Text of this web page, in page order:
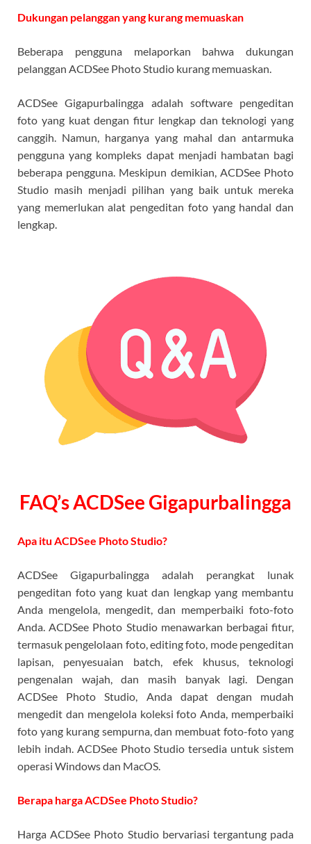
Dukungan pelanggan yang kurang memuaskan
Beberapa pengguna melaporkan bahwa dukungan
pelanggan ACDSee Photo Studio kurang memuaskan.
ACDSee Gigapurbalingga adalah software pengeditan
foto yang kuat dengan fitur lengkap dan teknologi yang
canggih. Namun, harganya yang mahal dan antarmuka
pengguna yang kompleks dapat menjadi hambatan bagi
beberapa pengguna. Meskipun demikian, ACDSee Photo
Studio masih menjadi pilihan yang baik untuk mereka
yang memerlukan alat pengeditan foto yang handal dan
lengkap.
FAQ’s ACDSee Gigapurbalingga
Apa itu ACDSee Photo Studio?
ACDSee Gigapurbalingga adalah perangkat lunak
pengeditan foto yang kuat dan lengkap yang membantu
Anda mengelola, mengedit, dan memperbaiki foto-foto
Anda. ACDSee Photo Studio menawarkan berbagai fitur,
termasuk pengelolaan foto, editing foto, mode pengeditan
lapisan, penyesuaian batch, efek khusus, teknologi
pengenalan wajah, dan masih banyak lagi. Dengan
ACDSee Photo Studio, Anda dapat dengan mudah
mengedit dan mengelola koleksi foto Anda, memperbaiki
foto yang kurang sempurna, dan membuat foto-foto yang
lebih indah. ACDSee Photo Studio tersedia untuk sistem
operasi Windows dan MacOS.
Berapa harga ACDSee Photo Studio?
Harga ACDSee Photo Studio bervariasi tergantung pada